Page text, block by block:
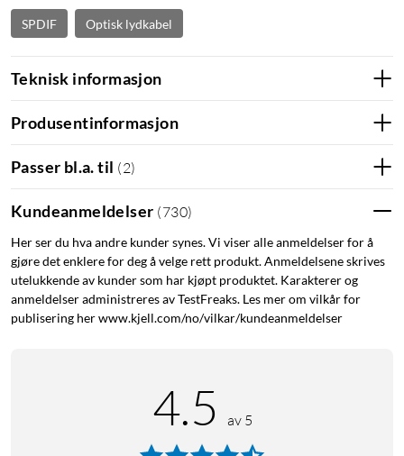
SPDIF Optisk lydkabel
Teknisk informasjon
Produsentinformasjon
Passer bl.a. til (2)
Kundeanmeldelser (730)
Her ser du hva andre kunder synes. Vi viser alle anmeldelser for å
gjøre det enklere for deg å velge rett produkt. Anmeldelsene skrives
utelukkende av kunder som har kjøpt produktet. Karakterer og
anmeldelser administreres av TestFreaks. Les mer om vilkår for
publisering her www.kjell.com/no/vilkar/kundeanmeldelser
4.5 av 5